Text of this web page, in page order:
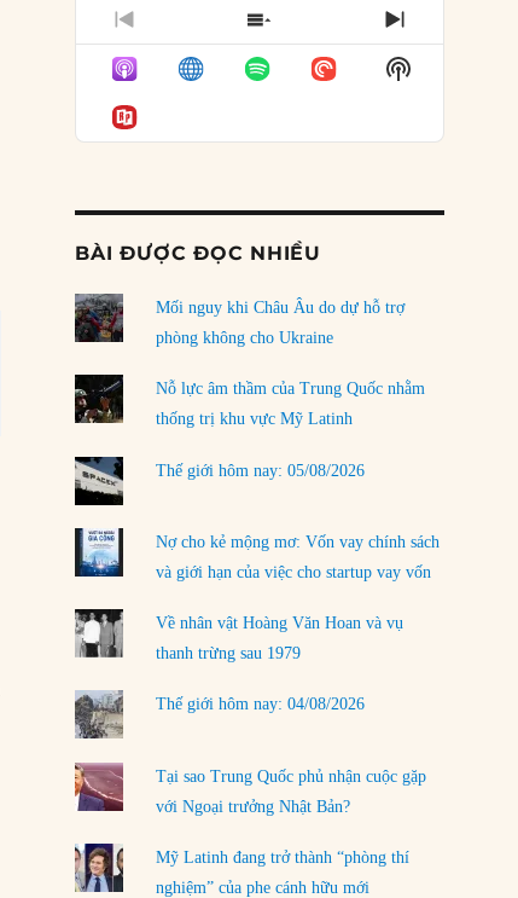
04/08/2026
Điểm mù chiến lược của Trump tại Thái Bình
Dương
03/08/2026
rủi ro
01/08/2026
31/07/2026
phải chịu đựng?
30/07/2026
Tập tìm cách chôn vùi bê bối chấn động vòng
tròn thân cận của mình
LOAD MORE
PREVIOUS
EPISODE
SHOW
EPISODES
LIST
NEXT
EPISODE
Show
Podcast
BÀI ĐƯỢC ĐỌC NHIỀU
Mối nguy khi Châu Âu do dự hỗ trợ
phòng không cho Ukraine
Nỗ lực âm thầm của Trung Quốc nhằm
thống trị khu vực Mỹ Latinh
Thế giới hôm nay: 05/08/2026
Nợ cho kẻ mộng mơ: Vốn vay chính sách
và giới hạn của việc cho startup vay vốn
Về nhân vật Hoàng Văn Hoan và vụ
thanh trừng sau 1979
Thế giới hôm nay: 04/08/2026
Tại sao Trung Quốc phủ nhận cuộc gặp
với Ngoại trưởng Nhật Bản?
Mỹ Latinh đang trở thành “phòng thí
nghiệm” của phe cánh hữu mới